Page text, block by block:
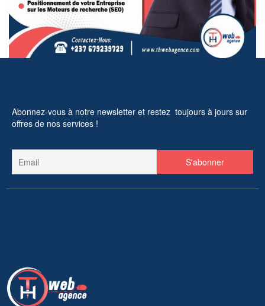
Abonnez-vous à notre newsletter et restez toujours à jours sur
offres de nos services !